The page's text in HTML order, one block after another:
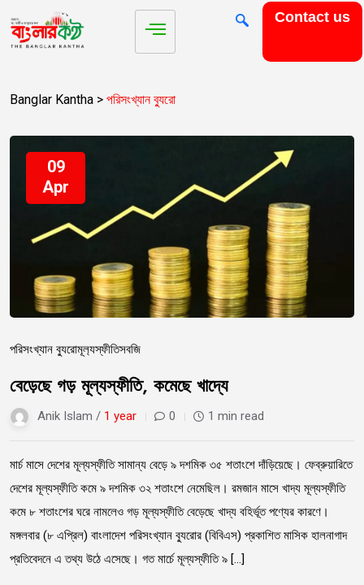
Contact us
Banglar Kantha > পরিসংখ্যান ব্যুরো
09
Apr
পরিসংখ্যান ব্যুরোমূল‍্যস্ফীতিসবজি
বেড়েছে গড় মূল্যস্ফীতি, কমেছে খাদ্যে
Anik Islam / 1 year 0 1 min read
মার্চ মাসে দেশের মূল্যস্ফীতি সামান্য বেড়ে ৯ দশমিক ৩৫ শতাংশে দাঁড়িয়েছে। ফেব্রুয়ারিতে
দেশের মূল্যস্ফীতি কমে ৯ দশমিক ৩২ শতাংশে নেমেছিল। রমজান মাসে খাদ্য মূল্যস্ফীতি
কমে ৮ শতাংশের ঘরে নামলেও গড় মূল্যস্ফীতি বেড়েছে খাদ্য বহির্ভূত পণ্যের কারণে।
মঙ্গলবার (৮ এপ্রিল) বাংলাদেশ পরিসংখ্যান ব্যুরোর (বিবিএস) প্রকাশিত মাসিক হালনাগাদ
প্রতিবেদনে এ তথ্য উঠে এসেছে। গত মার্চে মূল্যস্ফীতি ৯ […]